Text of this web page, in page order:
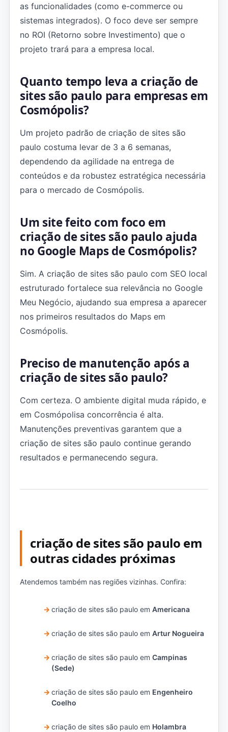
as funcionalidades (como e-commerce ou
sistemas integrados). O foco deve ser sempre
no ROI (Retorno sobre Investimento) que o
projeto trará para a empresa local.
Quanto tempo leva a criação de
sites são paulo para empresas em
Cosmópolis?
Um projeto padrão de criação de sites são
paulo costuma levar de 3 a 6 semanas,
dependendo da agilidade na entrega de
conteúdos e da robustez estratégica necessária
para o mercado de Cosmópolis.
Um site feito com foco em
criação de sites são paulo ajuda
no Google Maps de Cosmópolis?
Sim. A criação de sites são paulo com SEO local
estruturado fortalece sua relevância no Google
Meu Negócio, ajudando sua empresa a aparecer
nos primeiros resultados do Maps em
Cosmópolis.
Preciso de manutenção após a
criação de sites são paulo?
Com certeza. O ambiente digital muda rápido, e
em Cosmópolisa concorrência é alta.
Manutenções preventivas garantem que a
criação de sites são paulo continue gerando
resultados e permanecendo segura.
criação de sites são paulo em
outras cidades próximas
Atendemos também nas regiões vizinhas. Confira:
criação de sites são paulo emAmericana
criação de sites são paulo emArtur Nogueira
criação de sites são paulo emCampinas
(Sede)
criação de sites são paulo em Engenheiro
Coelho
criação de sites são paulo em Holambra